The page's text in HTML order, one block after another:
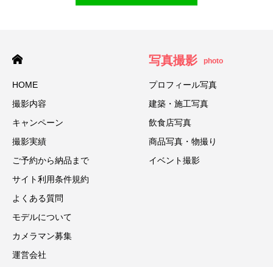
HOME
撮影内容
キャンペーン
撮影実績
ご予約から納品まで
サイト利用条件規約
よくある質問
モデルについて
カメラマン募集
運営会社
写真撮影 photo
プロフィール写真
建築・施工写真
飲食店写真
商品写真・物撮り
イベント撮影